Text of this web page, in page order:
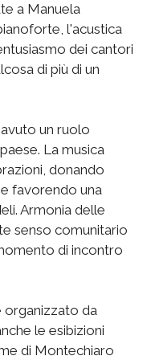
a Manuela
l'acustica
dei cantori
di più di un
un ruolo
La musica
donando
favorendo una
Armonia delle
senso comunitario
di incontro
da
le esibizioni
di Montechiaro